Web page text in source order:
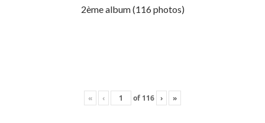
2ème album (116 photos)
« ‹ of 116 › »